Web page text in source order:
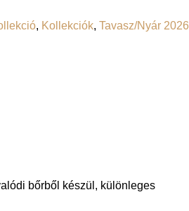
, Kollekciók, Tavasz/Nyár 2026
bőrből készül, különleges